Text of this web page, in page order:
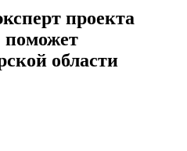
проекта
поможет
области